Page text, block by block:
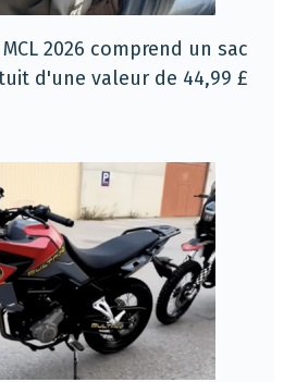
2026 comprend un sac
d'une valeur de 44,99 £